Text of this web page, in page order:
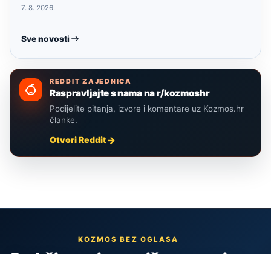
7. 8. 2026.
Sve novosti
REDDIT ZAJEDNICA
Raspravljajte s nama na r/kozmoshr
Podijelite pitanja, izvore i komentare uz Kozmos.hr
članke.
Otvori Reddit
KOZMOS BEZ OGLASA